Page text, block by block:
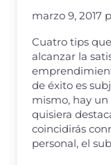
marzo 9, 2017
Cuatro tips
alcanzar la
de éxito es
mismo, hay
quisiera
coincidirás
personal, el